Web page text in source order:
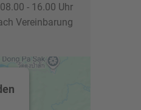
08.00 - 16.00 Uhr
Vereinbarung